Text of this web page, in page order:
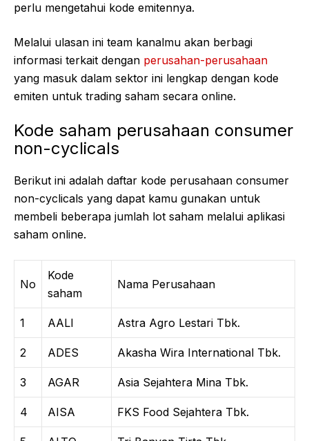
perlu mengetahui kode emitennya.
Melalui ulasan ini team kanalmu akan berbagi
informasi terkait dengan perusahan-perusahaan
yang masuk dalam sektor ini lengkap dengan kode
emiten untuk trading saham secara online.
Kode saham perusahaan consumer
non-cyclicals
Berikut ini adalah daftar kode perusahaan consumer
non-cyclicals yang dapat kamu gunakan untuk
membeli beberapa jumlah lot saham melalui aplikasi
saham online.
No
Kode
saham
Nama Perusahaan
1 AALI Astra Agro Lestari Tbk.
2 ADES Akasha Wira International Tbk.
3 AGAR Asia Sejahtera Mina Tbk.
4 AISA FKS Food Sejahtera Tbk.